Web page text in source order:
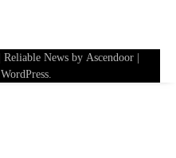
| Reliable News by Ascendoor
WordPress.